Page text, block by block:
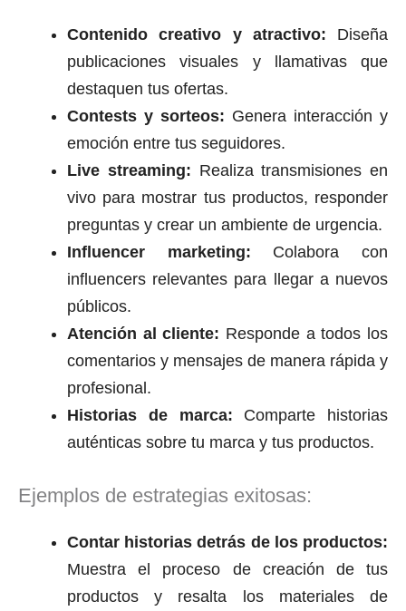
Contenido creativo y atractivo: Diseña
publicaciones visuales y llamativas que
destaquen tus ofertas.
Contests y sorteos: Genera interacción y
emoción entre tus seguidores.
Live streaming: Realiza transmisiones en
vivo para mostrar tus productos, responder
preguntas y crear un ambiente de urgencia.
Influencer marketing: Colabora con
influencers relevantes para llegar a nuevos
públicos.
Atención al cliente: Responde a todos los
comentarios y mensajes de manera rápida y
profesional.
Historias de marca: Comparte historias
auténticas sobre tu marca y tus productos.
Ejemplos de estrategias exitosas:
Contar historias detrás de los productos:
Muestra el proceso de creación de tus
productos y resalta los materiales de